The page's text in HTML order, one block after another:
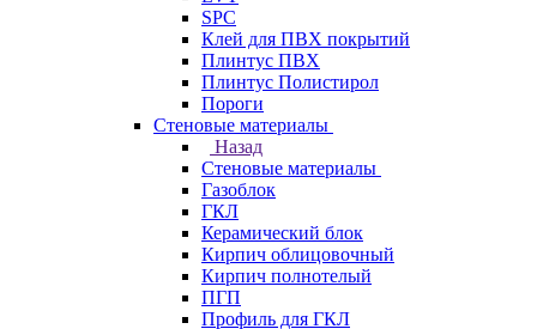
SPC
Клей для ПВХ покрытий
Плинтус ПВХ
Плинтус Полистирол
Пороги
Стеновые материалы
Назад
Стеновые материалы
Газоблок
ГКЛ
Керамический блок
Кирпич облицовочный
Кирпич полнотелый
ПГП
Профиль для ГКЛ